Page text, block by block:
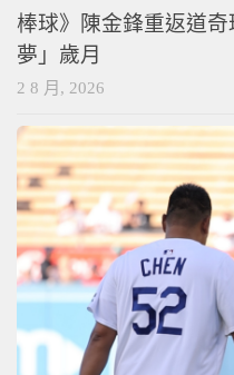
棒球》陳金鋒重返道
夢」歲月
2 8 月, 2026